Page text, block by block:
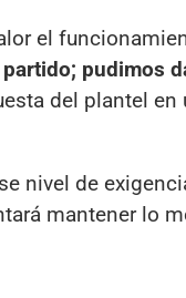
el
pudimos
del plantel
nivel de
mantener lo